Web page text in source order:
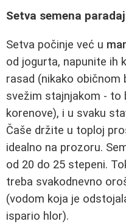
Setva semena
Setva počinje već u
od jogurta, napunite ih
rasad (nikako
svežim stajnjakom - to
korenove), i u svaku
Čaše držite u toploj
idealno na prozoru.
od 20 do 25 stepeni.
treba svakodnevno
(vodom koja je
ispario hlor).